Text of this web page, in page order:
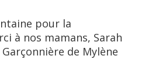
pour la
à nos mamans, Sarah
de Mylène